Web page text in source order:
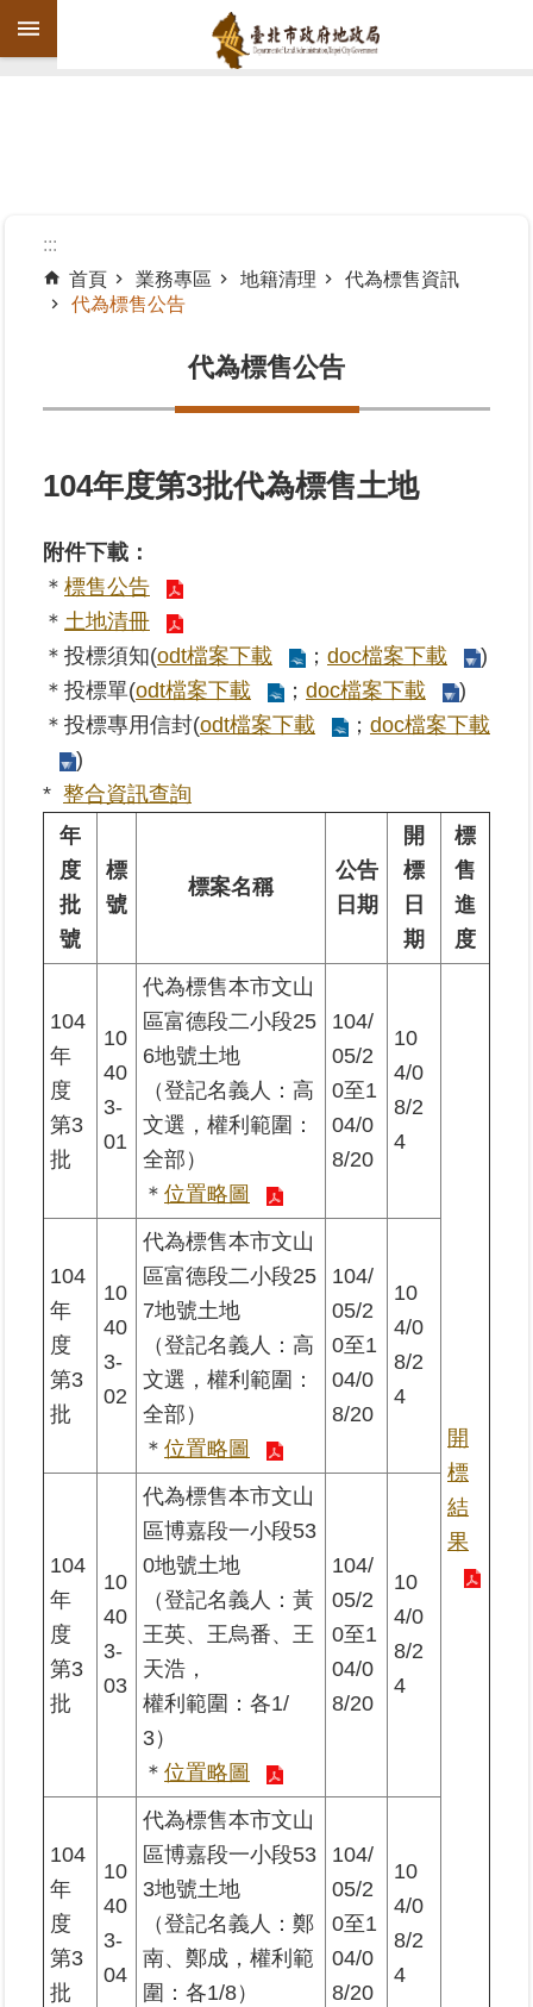
跳到主要內容區塊
機
告
業
務
專
線
查
詢
者
專
區
綜
合
地
:::
首頁
業務專區 地籍清理
代為標售資訊
代為標售公告
代為標售公告
104年度第3批代為標售土地
附件下載：
＊ 標售公告
＊ 土地清冊
＊投標須知(odt檔案下載 ； doc檔案下載
)
＊投標單(odt檔案下載 ； doc檔案下載
)
＊投標專用信封(odt檔案下載 ； doc檔案下載
)
* 整合資訊查詢
年
度
批
號
標
號
標案名稱
公告
日期
開
標
日
期
標
售
進
度
104
年
度
第3
批
10
40
3-
01
代為標售本市文山
區富德段二小段25
6地號土地
（登記名義人：高
文選，權利範圍：
全部）
＊ 位置略圖
104/
05/2
0至1
04/0
8/20
10
4/0
8/2
4
開
標
結
果
104
年
度
第3
批
10
40
3-
02
代為標售本市文山
區富德段二小段25
7地號土地
（登記名義人：高
文選，權利範圍：
全部）
＊ 位置略圖
104/
05/2
0至1
04/0
8/20
10
4/0
8/2
4
104
年
度
第3
批
10
40
3-
03
代為標售本市文山
區博嘉段一小段53
0地號土地
（登記名義人：黃
王英、王烏番、王
天浩，
權利範圍：各1/
3）
＊ 位置略圖
104/
05/2
0至1
04/0
8/20
10
4/0
8/2
4
104
年
度
第3
批
10
40
3-
04
代為標售本市文山
區博嘉段一小段53
3地號土地
（登記名義人：鄭
南、鄭成，權利範
圍：各1/8）
104/
05/2
0至1
04/0
8/20
10
4/0
8/2
4